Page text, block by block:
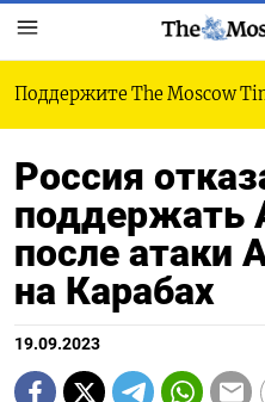
Поддержите The Moscow
Россия
поддержать
после атаки
на Карабах
19.09.2023